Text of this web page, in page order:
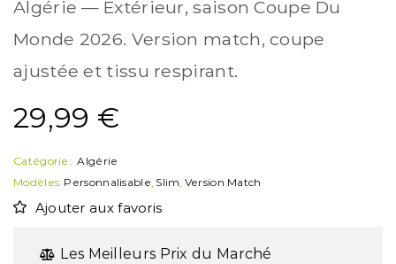
Algérie — Extérieur, saison Coupe Du
Monde 2026. Version match, coupe
ajustée et tissu respirant.
29,99 €
Catégorie: Algérie
Modèles: Personnalisable, Slim, Version Match
Ajouter aux favoris
Les Meilleurs Prix du Marché